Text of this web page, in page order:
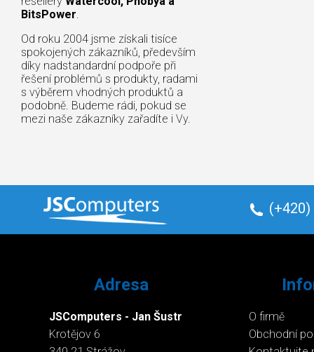
BitsPower.
Od roku 2004 jsme získali tisíce
spokojených zákazníků, především
díky nadstandardní podpoře při
řešení problémů s produkty, radami
s výběrem vhodných produktů a
podobně. Budeme rádi, pokud se
mezi naše zákazníky zařadíte i Vy.
(+420)
Adresa
JSComputers - Jan Šustr
Krotějov 6
O firmě
Obchodní